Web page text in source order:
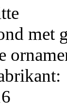
met